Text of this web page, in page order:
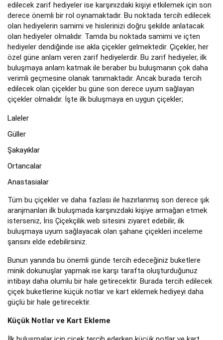
edilecek zarif hediyeler ise karşınızdaki kişiyi etkilemek için son
derece önemli bir rol oynamaktadır. Bu noktada tercih edilecek
olan hediyelerin samimi ve hislerinizi doğru şekilde anlatacak
olan hediyeler olmalıdır. Tamda bu noktada samimi ve içten
hediyeler dendiğinde ise akla çiçekler gelmektedir. Çiçekler, her
özel güne anlam veren zarif hediyelerdir. Bu zarif hediyeler, ilk
buluşmaya anlam katmak ile beraber bu buluşmanın çok daha
verimli geçmesine olanak tanımaktadır. Ancak burada tercih
edilecek olan çiçekler bu güne son derece uyum sağlayan
çiçekler olmalıdır. İşte ilk buluşmaya en uygun çiçekler;
Laleler
Güller
Şakayıklar
Ortancalar
Anastasialar
Tüm bu çiçekler ve daha fazlası ile hazırlanmış son derece şık
aranjmanları ilk buluşmada karşınızdaki kişiye armağan etmek
isterseniz, İris Çiçekçilik web sitesini ziyaret edebilir, ilk
buluşmaya uyum sağlayacak olan şahane çiçekleri inceleme
şansını elde edebilirsiniz.
Bunun yanında bu önemli günde tercih edeceğiniz buketlere
minik dokunuşlar yapmak ise karşı tarafta oluşturduğunuz
intibayı daha olumlu bir hale getirecektir. Burada tercih edilecek
çiçek buketlerine küçük notlar ve kart eklemek hediyeyi daha
güçlü bir hale getirecektir.
Küçük Notlar ve Kart Ekleme